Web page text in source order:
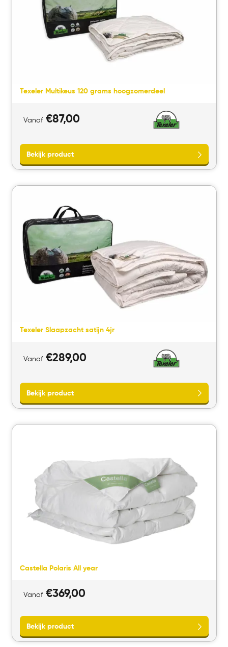
Texeler Multikeus 120 grams hoogzomerdeel
Vanaf €87,00
Texeler Slaapzacht satijn 4jr
Vanaf €289,00
Bekijk product
Castella Polaris All year
Vanaf €369,00